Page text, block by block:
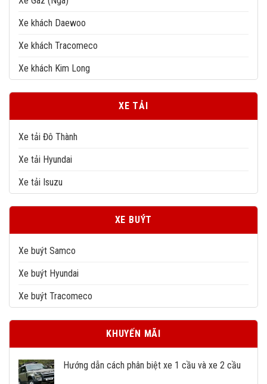
Xe khách Daewoo
Xe khách Tracomeco
Xe khách Kim Long
XE TẢI
Xe tải Đô Thành
Xe tải Hyundai
Xe tải Isuzu
XE BUÝT
Xe buýt Samco
Xe buýt Hyundai
Xe buýt Tracomeco
KHUYẾN MÃI
Hướng dẫn cách phân biệt xe 1 cầu và xe 2 cầu